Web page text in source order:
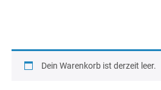
Dein Warenko­rb ist derzeit leer.